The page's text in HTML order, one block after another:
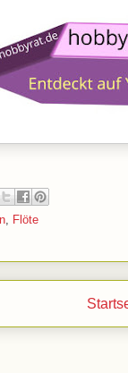
Flöte